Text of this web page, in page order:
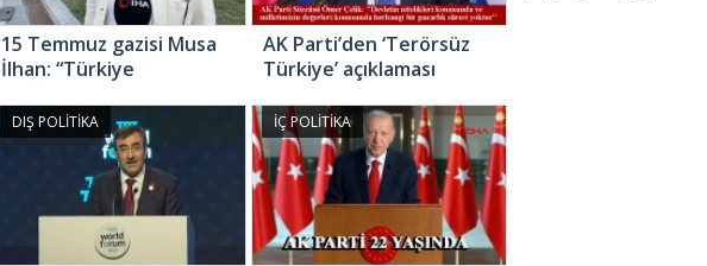
15 Temmuz gazisi Musa
İlhan: “Türkiye
prangadan kurtulmuş
oldu”
AK Parti’den ‘Terörsüz
Türkiye’ açıklaması
DIŞ POLİTİKA İÇ POLİTİKA